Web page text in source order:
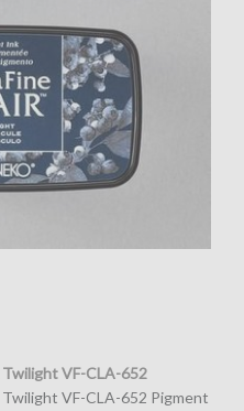
VF-CLA-652
VF-CLA-652 Pigment